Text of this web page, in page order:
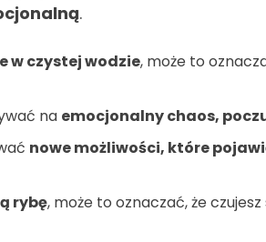
.
w czystej wodzie, może to
na emocjonalny chaos,
nowe możliwości, które
rybę, może to oznaczać, że